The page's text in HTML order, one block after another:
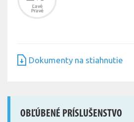
Dokumenty na stiahnutie
OBĽÚBENÉ PRÍSLUŠENSTVO